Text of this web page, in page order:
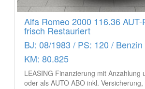
Alfa Romeo 2000 116.36 AUT-
frisch Restauriert
BJ: 08/1983 / PS: 120 / Benzin
KM: 80.825
LEASING Finanzierung mit Anzahlung
oder als AUTO ABO inkl.